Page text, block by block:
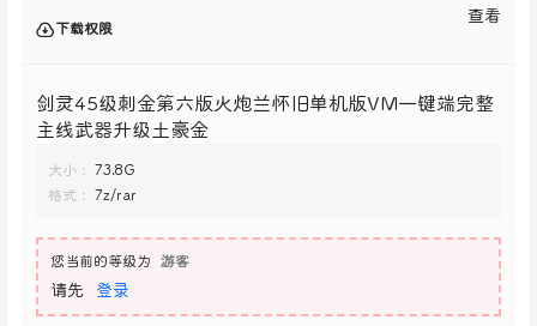
下载权限
查看
剑灵45级刺金第六版火炮兰怀旧单机版VM一键端完整
主线武器升级土豪金
大小：
73.8G
格式：
7z/rar
您当前的等级为 游客
请先 登录